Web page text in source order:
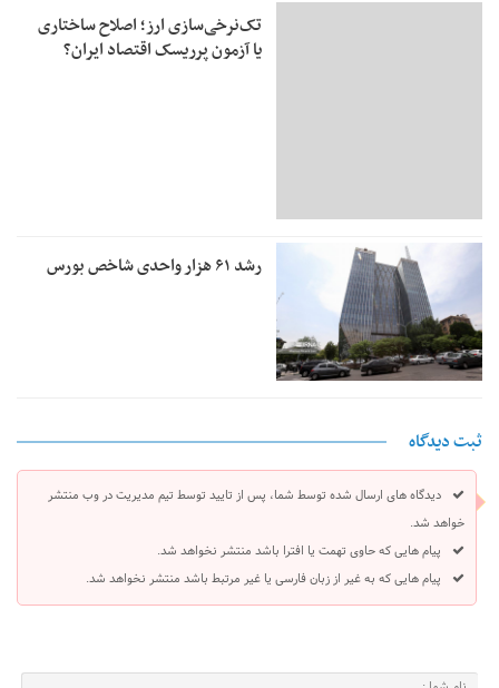
تک‌نرخی‌سازی ارز؛ اصلاح ساختاری
یا آزمون پرریسک اقتصاد ایران؟
رشد ۶۱ هزار واحدی شاخص بورس
ثبت دیدگاه
دیدگاه های ارسال شده توسط شما، پس از تایید توسط تیم مدیریت در وب منتشر
خواهد شد.
پیام هایی که حاوی تهمت یا افترا باشد منتشر نخواهد شد.
پیام هایی که به غیر از زبان فارسی یا غیر مرتبط باشد منتشر نخواهد شد.